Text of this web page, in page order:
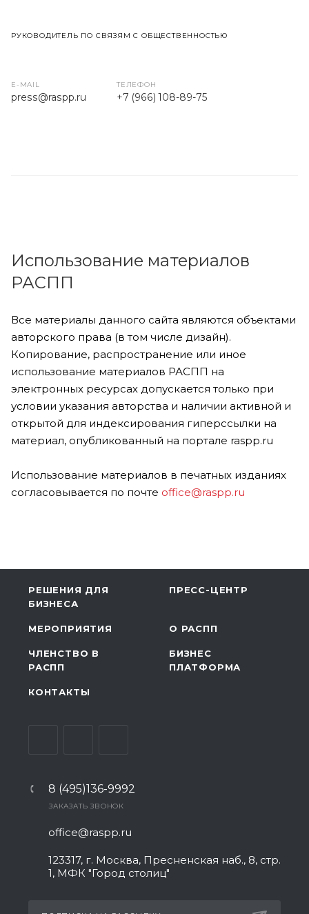
РУКОВОДИТЕЛЬ ПО СВЯЗЯМ С ОБЩЕСТВЕННОСТЬЮ
E-MAIL
press@raspp.ru
ТЕЛЕФОН
+7 (966) 108-89-75
Использование материалов
РАСПП
Все материалы данного сайта являются объектами
авторского права (в том числе дизайн).
Копирование, распространение или иное
использование материалов РАСПП на
электронных ресурсах допускается только при
условии указания авторства и наличии активной и
открытой для индексирования гиперссылки на
материал, опубликованный на портале raspp.ru
Использование материалов в печатных изданиях
согласовывается по почте office@raspp.ru
РЕШЕНИЯ ДЛЯ
БИЗНЕСА
ПРЕСС-ЦЕНТР
МЕРОПРИЯТИЯ О РАСПП
ЧЛЕНСТВО В
РАСПП
БИЗНЕС
ПЛАТФОРМА
КОНТАКТЫ
8 (495)136-9992
ЗАКАЗАТЬ ЗВОНОК
office@raspp.ru
123317, г. Москва, Пресненская наб., 8, стр.
1, МФК "Город столиц"